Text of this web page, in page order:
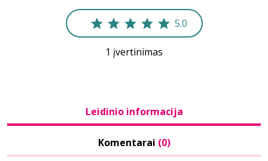
5.0
1 įvertinimas
Leidinio informacija
Komentarai (0)